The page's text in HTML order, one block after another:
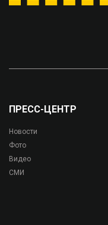
ПРЕСС-ЦЕНТР
Новости
Фото
Видео
СМИ